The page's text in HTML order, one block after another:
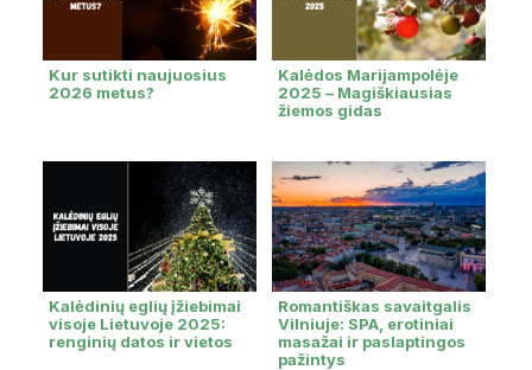
Kur sutikti naujuosius
2026 metus?
Kalėdos Marijampolėje
2025 – Magiškiausias
žiemos gidas
Kalėdinių eglių įžiebimai
visoje Lietuvoje 2025:
renginių datos ir vietos
Romantiškas savaitgalis
Vilniuje: SPA, erotiniai
masažai ir paslaptingos
pažintys